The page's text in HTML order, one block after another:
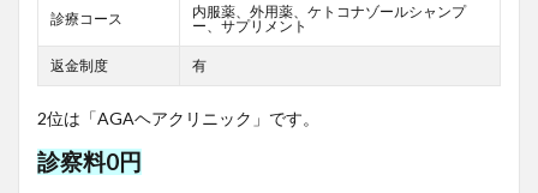
診療コース
内服薬、外用薬、ケトコナゾールシャンプ
ー、サプリメント
返金制度 有
2位は「AGAヘアクリニック」です。
診察料0円